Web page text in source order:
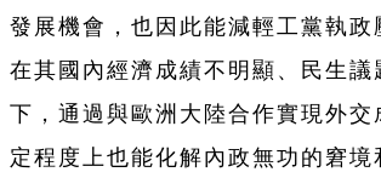
發展機會，也因此能減輕工黨執政
在其國內經濟成績不明顯、民生議
下，通過與歐洲大陸合作實現外交
定程度上也能化解內政無功的窘境